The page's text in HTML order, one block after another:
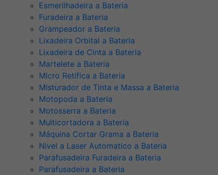
Esmerilhadeira a Bateria
Furadeira a Bateria
Grampeador a Bateria
Lixadeira Orbital a Bateria
Lixadeira de Cinta a Bateria
Martelete a Bateria
Micro Retifica a Bateria
Misturador de Tinta e Massa a Bateria
Motopoda a Bateria
Motosserra a Bateria
Multicortadora a Bateria
Máquina Cortar Grama a Bateria
Nivel a Laser Automatico a Bateria
Parafusadeira Furadeira a Bateria
Parafusadeira a Bateria